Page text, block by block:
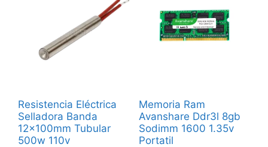
Resistencia Eléctrica
Selladora Banda
12x100mm Tubular
500w 110v
Memoria Ram
Avanshare Ddr3l 8gb
Sodimm 1600 1.35v
Portatil